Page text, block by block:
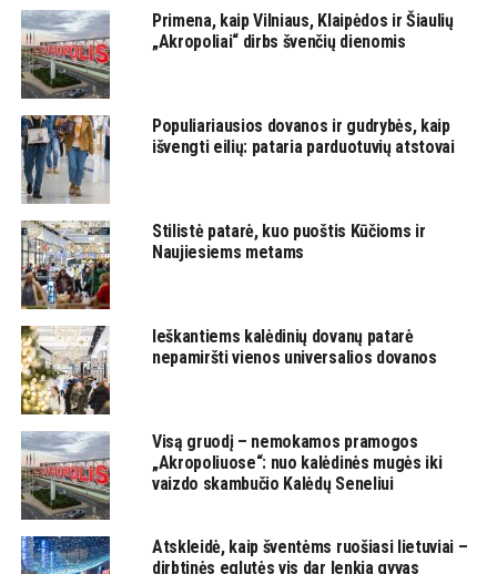
Primena, kaip Vilniaus, Klaipėdos ir Šiaulių
„Akropoliai“ dirbs švenčių dienomis
Populiariausios dovanos ir gudrybės, kaip
išvengti eilių: pataria parduotuvių atstovai
Stilistė patarė, kuo puoštis Kūčioms ir
Naujiesiems metams
Ieškantiems kalėdinių dovanų patarė
nepamiršti vienos universalios dovanos
Visą gruodį – nemokamos pramogos
„Akropoliuose“: nuo kalėdinės mugės iki
vaizdo skambučio Kalėdų Seneliui
Atskleidė, kaip šventėms ruošiasi lietuviai –
dirbtinės eglutės vis dar lenkia gyvas